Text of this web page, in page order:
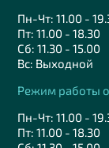
Пн-Чт: 11.00 -
Пт: 11.00 - 18.30
Сб: 11.30 - 15.00
Вс: Выходной
Режим работы
Пн-Чт: 11.00 -
Пт: 11.00 - 18.30